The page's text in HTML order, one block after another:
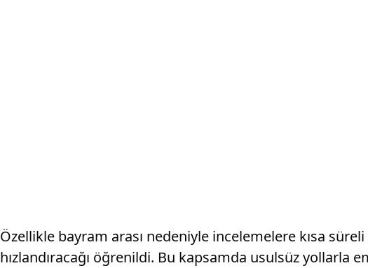
Özellikle bayram arası nedeniyle incelemelere kısa
hızlandıracağı öğrenildi. Bu kapsamda usulsüz